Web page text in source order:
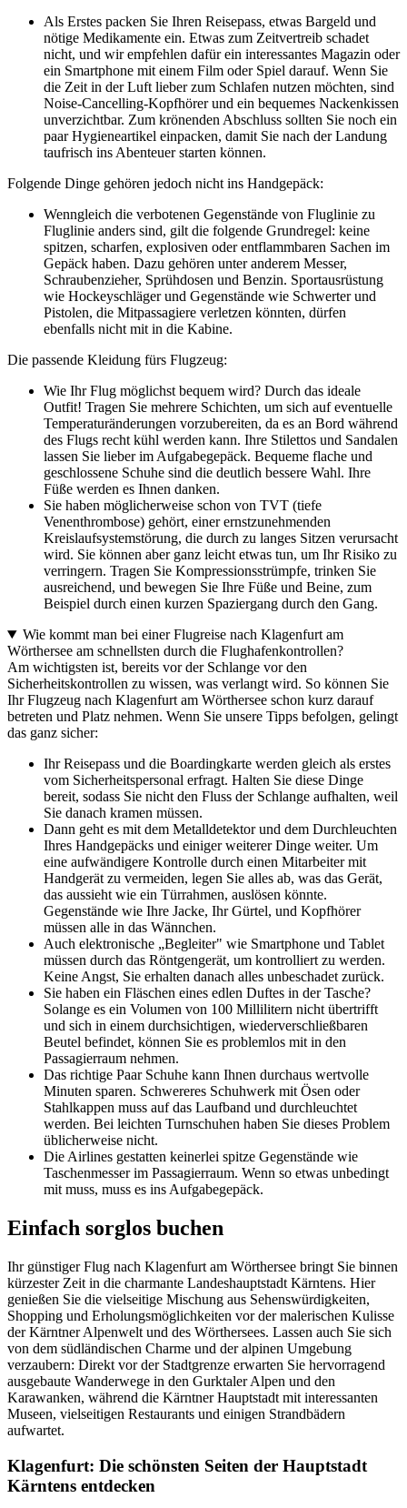
Als Erstes packen Sie Ihren Reisepass, etwas Bargeld und
nötige Medikamente ein. Etwas zum Zeitvertreib schadet
nicht, und wir empfehlen dafür ein interessantes Magazin oder
ein Smartphone mit einem Film oder Spiel darauf. Wenn Sie
die Zeit in der Luft lieber zum Schlafen nutzen möchten, sind
Noise-Cancelling-Kopfhörer und ein bequemes Nackenkissen
unverzichtbar. Zum krönenden Abschluss sollten Sie noch ein
paar Hygieneartikel einpacken, damit Sie nach der Landung
taufrisch ins Abenteuer starten können.
Folgende Dinge gehören jedoch nicht ins Handgepäck:
Wenngleich die verbotenen Gegenstände von Fluglinie zu
Fluglinie anders sind, gilt die folgende Grundregel: keine
spitzen, scharfen, explosiven oder entflammbaren Sachen im
Gepäck haben. Dazu gehören unter anderem Messer,
Schraubenzieher, Sprühdosen und Benzin. Sportausrüstung
wie Hockeyschläger und Gegenstände wie Schwerter und
Pistolen, die Mitpassagiere verletzen könnten, dürfen
ebenfalls nicht mit in die Kabine.
Die passende Kleidung fürs Flugzeug:
Wie Ihr Flug möglichst bequem wird? Durch das ideale
Outfit! Tragen Sie mehrere Schichten, um sich auf eventuelle
Temperaturänderungen vorzubereiten, da es an Bord während
des Flugs recht kühl werden kann. Ihre Stilettos und Sandalen
lassen Sie lieber im Aufgabegepäck. Bequeme flache und
geschlossene Schuhe sind die deutlich bessere Wahl. Ihre
Füße werden es Ihnen danken.
Sie haben möglicherweise schon von TVT (tiefe
Venenthrombose) gehört, einer ernstzunehmenden
Kreislaufsystemstörung, die durch zu langes Sitzen verursacht
wird. Sie können aber ganz leicht etwas tun, um Ihr Risiko zu
verringern. Tragen Sie Kompressionsstrümpfe, trinken Sie
ausreichend, und bewegen Sie Ihre Füße und Beine, zum
Beispiel durch einen kurzen Spaziergang durch den Gang.
Wie kommt man bei einer Flugreise nach Klagenfurt am
Wörthersee am schnellsten durch die Flughafenkontrollen?
Am wichtigsten ist, bereits vor der Schlange vor den
Sicherheitskontrollen zu wissen, was verlangt wird. So können Sie
Ihr Flugzeug nach Klagenfurt am Wörthersee schon kurz darauf
betreten und Platz nehmen. Wenn Sie unsere Tipps befolgen, gelingt
das ganz sicher:
Ihr Reisepass und die Boardingkarte werden gleich als erstes
vom Sicherheitspersonal erfragt. Halten Sie diese Dinge
bereit, sodass Sie nicht den Fluss der Schlange aufhalten, weil
Sie danach kramen müssen.
Dann geht es mit dem Metalldetektor und dem Durchleuchten
Ihres Handgepäcks und einiger weiterer Dinge weiter. Um
eine aufwändigere Kontrolle durch einen Mitarbeiter mit
Handgerät zu vermeiden, legen Sie alles ab, was das Gerät,
das aussieht wie ein Türrahmen, auslösen könnte.
Gegenstände wie Ihre Jacke, Ihr Gürtel, und Kopfhörer
müssen alle in das Wännchen.
Auch elektronische „Begleiter" wie Smartphone und Tablet
müssen durch das Röntgengerät, um kontrolliert zu werden.
Keine Angst, Sie erhalten danach alles unbeschadet zurück.
Sie haben ein Fläschen eines edlen Duftes in der Tasche?
Solange es ein Volumen von 100 Millilitern nicht übertrifft
und sich in einem durchsichtigen, wiederverschließbaren
Beutel befindet, können Sie es problemlos mit in den
Passagierraum nehmen.
Das richtige Paar Schuhe kann Ihnen durchaus wertvolle
Minuten sparen. Schwereres Schuhwerk mit Ösen oder
Stahlkappen muss auf das Laufband und durchleuchtet
werden. Bei leichten Turnschuhen haben Sie dieses Problem
üblicherweise nicht.
Die Airlines gestatten keinerlei spitze Gegenstände wie
Taschenmesser im Passagierraum. Wenn so etwas unbedingt
mit muss, muss es ins Aufgabegepäck.
Einfach sorglos buchen
Ihr günstiger Flug nach Klagenfurt am Wörthersee bringt Sie binnen
kürzester Zeit in die charmante Landeshauptstadt Kärntens. Hier
genießen Sie die vielseitige Mischung aus Sehenswürdigkeiten,
Shopping und Erholungsmöglichkeiten vor der malerischen Kulisse
der Kärntner Alpenwelt und des Wörthersees. Lassen auch Sie sich
von dem südländischen Charme und der alpinen Umgebung
verzaubern: Direkt vor der Stadtgrenze erwarten Sie hervorragend
ausgebaute Wanderwege in den Gurktaler Alpen und den
Karawanken, während die Kärntner Hauptstadt mit interessanten
Museen, vielseitigen Restaurants und einigen Strandbädern
aufwartet.
Klagenfurt: Die schönsten Seiten der Hauptstadt
Kärntens entdecken